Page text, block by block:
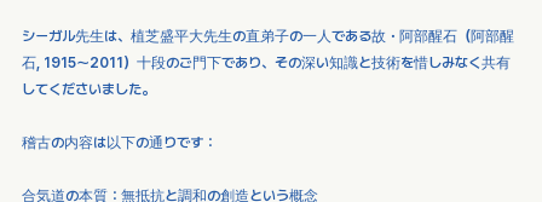
シーガル先生は、植芝盛平大先生の直弟子の一人である故・阿部醒石（阿部醒
石, 1915〜2011）十段のご門下であり、その深い知識と技術を惜しみなく共有
してくださいました。
稽古の内容は以下の通りです：
合気道の本質：無抵抗と調和の創造という概念